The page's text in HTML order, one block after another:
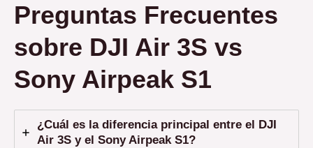
Preguntas Frecuentes
sobre DJI Air 3S vs
Sony Airpeak S1
¿Cuál es la diferencia principal entre el DJI
Air 3S y el Sony Airpeak S1?